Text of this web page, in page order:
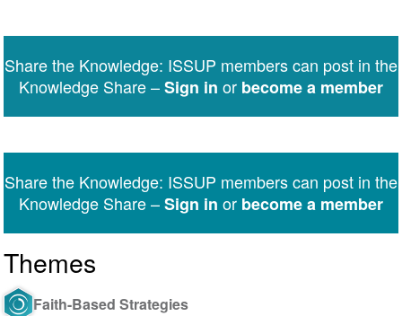
Messenger
Share the Knowledge: ISSUP members can post in the
Knowledge Share –Sign in or become a member
Share the Knowledge: ISSUP members can post in the
Knowledge Share –Sign in or become a member
Themes
Faith-Based Strategies